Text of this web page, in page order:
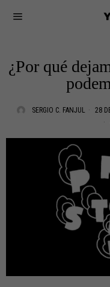
¿Por qué
SERGIO C. FANJUL 28